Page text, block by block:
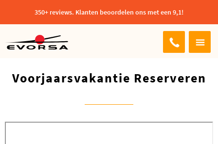
350+ reviews. Klanten beoordelen ons met een 9,1!
Voorjaarsvakantie Reserveren